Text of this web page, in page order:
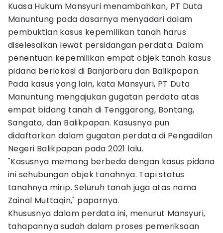
Kuasa Hukum Mansyuri menambahkan, PT Duta
Manuntung pada dasarnya menyadari dalam
pembuktian kasus kepemilikan tanah harus
diselesaikan lewat persidangan perdata. Dalam
penentuan kepemilikan empat objek tanah kasus
pidana berlokasi di Banjarbaru dan Balikpapan.
Pada kasus yang lain, kata Mansyuri, PT Duta
Manuntung mengajukan gugatan perdata atas
empat bidang tanah di Tenggarong, Bontang,
Sangata, dan Balikpapan. Kasusnya pun
didaftarkan dalam gugatan perdata di Pengadilan
Negeri Balikpapan pada 2021 lalu.
"Kasusnya memang berbeda dengan kasus pidana
ini sehubungan objek tanahnya. Tapi status
tanahnya mirip. Seluruh tanah juga atas nama
Zainal Muttaqin," paparnya.
Khususnya dalam perdata ini, menurut Mansyuri,
tahapannya sudah dalam proses pemeriksaan